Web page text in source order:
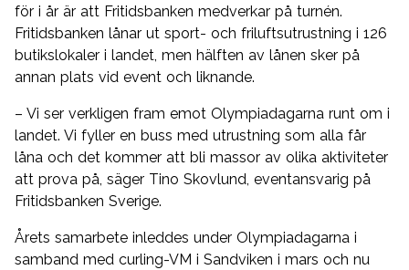
för i år är att Fritidsbanken medverkar på turnén.
Fritidsbanken lånar ut sport- och friluftsutrustning i 126
butikslokaler i landet, men hälften av lånen sker på
annan plats vid event och liknande.
– Vi ser verkligen fram emot Olympiadagarna runt om i
landet. Vi fyller en buss med utrustning som alla får
låna och det kommer att bli massor av olika aktiviteter
att prova på, säger Tino Skovlund, eventansvarig på
Fritidsbanken Sverige.
Årets samarbete inleddes under Olympiadagarna i
samband med curling-VM i Sandviken i mars och nu